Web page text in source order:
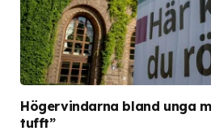
Högervindarna bland unga
tufft”